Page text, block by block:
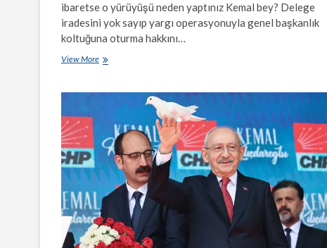
ibaretse o yürüyüşü neden yaptınız Kemal bey? Delege
iradesini yok sayıp yargı operasyonuyla genel başkanlık
koltuğuna oturma hakkını…
View MoreKemal